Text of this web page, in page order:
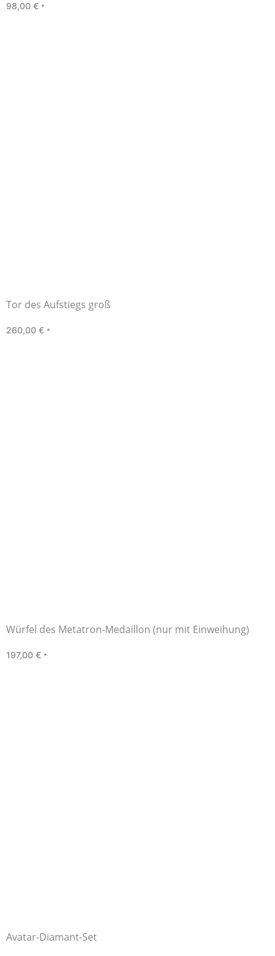
98,00 € *
Tor des Aufstiegs groß
260,00 € *
Würfel des Metatron-Medaillon (nur mit Einweihung)
197,00 € *
Avatar-Diamant-Set